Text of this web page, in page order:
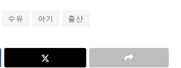
수유 아기 출산